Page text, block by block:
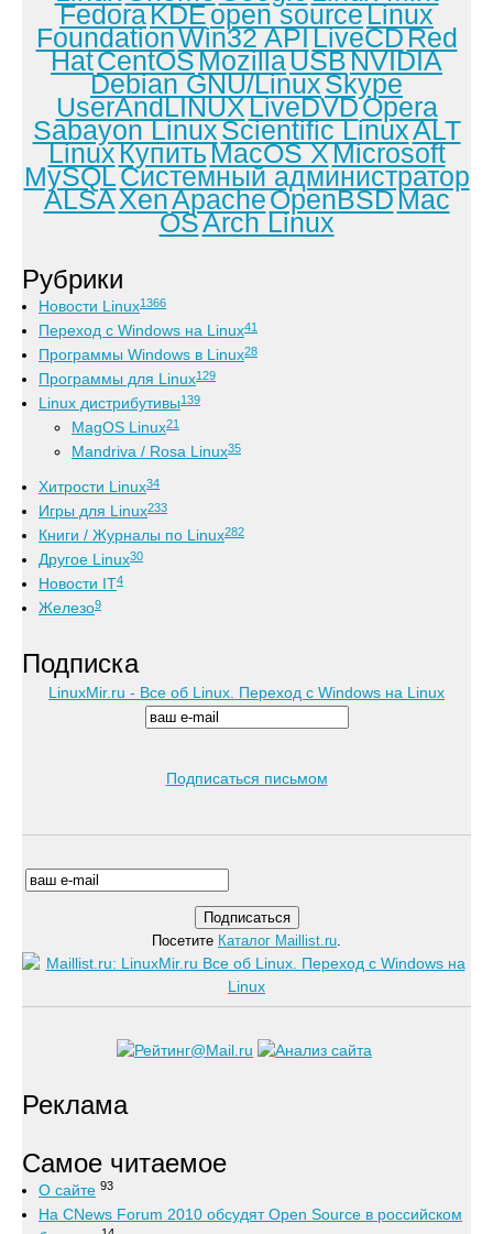
FedoraKDEopen sourceLinux
FoundationWin32 APILiveCDRed
HatCentOSMozillaUSBNVIDIA
Debian GNU/LinuxSkype
UserAndLINUXLiveDVDOpera
Sabayon LinuxScientific LinuxALT
LinuxКупитьMacOS XMicrosoft
MySQLСистемный администратор
ALSAXenApacheOpenBSDMac
OSArch Linux
Рубрики
Новости Linux1366
Переход с Windows на Linux41
Программы Windows в Linux28
Программы для Linux129
Linux дистрибутивы139
MagOS Linux21
Mandriva / Rosa Linux35
Хитрости Linux34
Игры для Linux233
Книги / Журналы по Linux282
Другое Linux30
Новости IT4
Железо9
Подписка
LinuxMir.ru - Все об Linux. Переход с Windows на Linux
Подписаться письмом
Посетите Каталог Maillist.ru.
Реклама
Самое читаемое
О сайте 93
На CNews Forum 2010 обсудят Open Source в российском